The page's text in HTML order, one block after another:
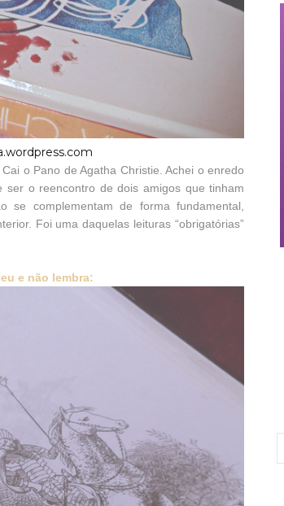
o Pano de Agatha Christie. Achei o enredo
ser o reencontro de dois amigos que tinham
complementam de forma fundamental,
Foi uma daquelas leituras “obrigatórias”
e não lembra: